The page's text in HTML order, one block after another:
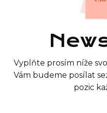
Vyplňte prosím níže
Vám budeme posílat
pozic